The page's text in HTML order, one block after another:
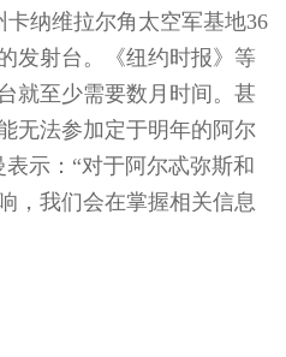
卡纳维拉尔角太空军基地36
发射台。《纽约时报》等
就至少需要数月时间。甚
无法参加定于明年的阿尔
示：“对于阿尔忒弥斯和
，我们会在掌握相关信息